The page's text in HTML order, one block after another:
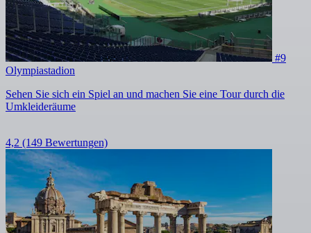
#9
Olympiastadion
Sehen Sie sich ein Spiel an und machen Sie eine Tour durch die
Umkleideräume
4,2 (149 Bewertungen)